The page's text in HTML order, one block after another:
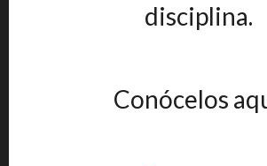
disciplina.
Conócelos